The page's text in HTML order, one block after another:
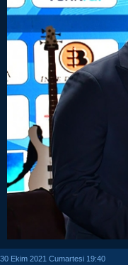
30 Ekim 2021 Cumartesi 19:40